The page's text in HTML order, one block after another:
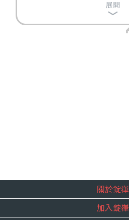
展開
關於錠嵂
企業資訊
加入錠嵂